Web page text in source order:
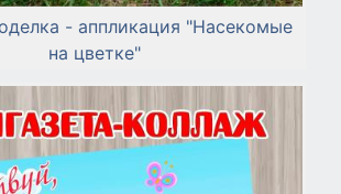
- аппликация "Насекомые
на цветке"